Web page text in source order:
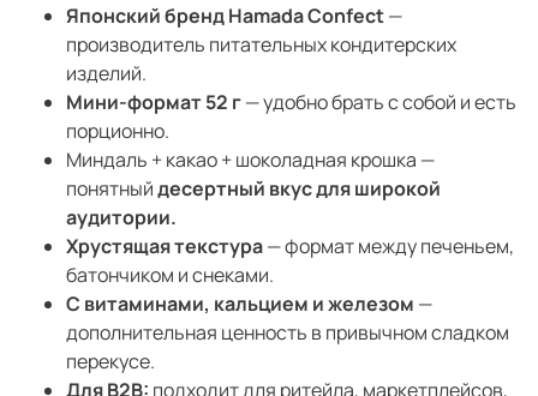
Японский бренд Hamada Confect—
производитель питательных кондитерских
изделий.
Мини-формат 52 г— удобно брать с собой и есть
порционно.
Миндаль + какао + шоколадная крошка —
понятныйдесертный вкус для широкой
аудитории.
Хрустящая текстура— формат между печеньем,
батончиком и снеками.
С витаминами, кальцием и железом —
дополнительная ценность в привычном сладком
перекусе.
Для B2B: подходит для ритейла, маркетплейсов,